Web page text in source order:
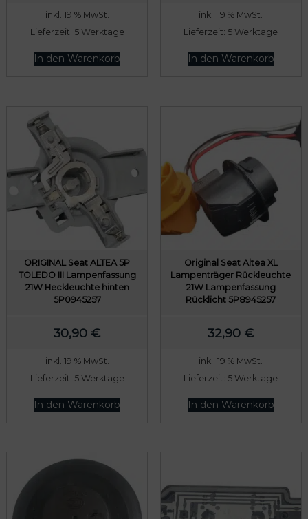
inkl. 19 % MwSt.
Lieferzeit: 5 Werktage
In den Warenkorb
inkl. 19 % MwSt.
Lieferzeit: 5 Werktage
In den Warenkorb
ORIGINAL Seat ALTEA 5P
TOLEDO III Lampenfassung
21W Heckleuchte hinten
5P0945257
30,90 €
inkl. 19 % MwSt.
Lieferzeit: 5 Werktage
In den Warenkorb
Original Seat Altea XL
Lampenträger Rückleuchte
21W Lampenfassung
Rücklicht 5P8945257
32,90 €
inkl. 19 % MwSt.
Lieferzeit: 5 Werktage
In den Warenkorb